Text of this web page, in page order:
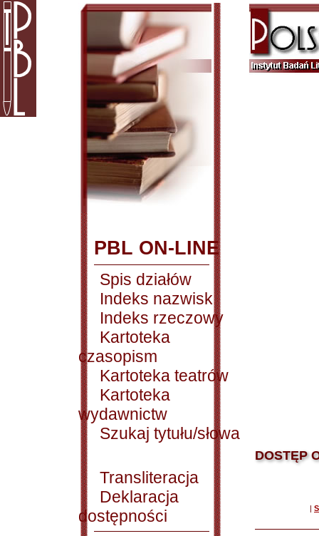
PBL ON-LINE
Spis działów
Indeks nazwisk
Indeks rzeczowy
Kartoteka
czasopism
Kartoteka teatrów
Kartoteka
wydawnictw
Szukaj tytułu/słowa
Transliteracja
Deklaracja
dostępności
DOSTĘP
|